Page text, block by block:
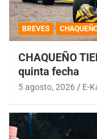
BREVES
CHAQUEÑO
quinta fecha
5 agosto, 2026 E-